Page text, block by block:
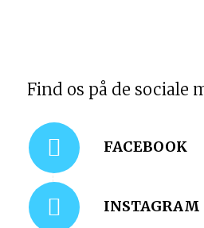
Find os på de sociale
FACEBOOK
INSTAGRAM